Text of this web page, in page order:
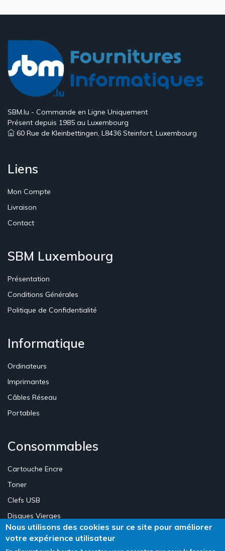
SBM.lu - Commande en Ligne Uniquement
Présent depuis 1985 au Luxembourg
60 Rue de Kleinbettingen, L8436 Steinfort, Luxembourg
Liens
Mon Compte
Livraison
Contact
SBM Luxembourg
Présentation
Conditions Générales
Politique de Confidentialité
Informatique
Ordinateurs
Imprimantes
Câbles Réseau
Portables
Consommables
Cartouche Encre
Toner
Clefs USB
Disques Vierges
Nous utilisons des cookies sur ce site pour améliorer
votre expérience utilisateur